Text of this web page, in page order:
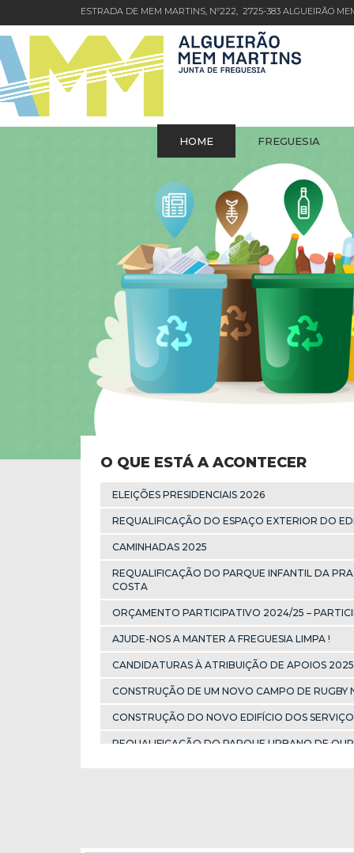
ESTRADA DE MEM MARTINS, Nº222, 2725-383 ALGUEIRÃO
HOME FREGUESIA
O QUE ESTÁ A ACONTECER
ELEIÇÕES PRESIDENCIAIS 2026
REQUALIFICAÇÃO DO ESPAÇO EXTERIOR DO
CAMINHADAS 2025
REQUALIFICAÇÃO DO PARQUE INFANTIL DA
COSTA
ORÇAMENTO PARTICIPATIVO 2024/25 –
AJUDE-NOS A MANTER A FREGUESIA LIMPA !
CANDIDATURAS À ATRIBUIÇÃO DE APOIOS 2025
CONSTRUÇÃO DE UM NOVO CAMPO DE RUGBY
CONSTRUÇÃO DO NOVO EDIFÍCIO DOS
REQUALIFICAÇÃO DO PARQUE URBANO DE